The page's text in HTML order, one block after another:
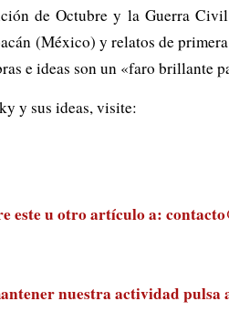
de Octubre y la Guerra
(México) y relatos de
e ideas son un «faro brillante
y sus ideas, visite:
este u otro artículo a:
nuestra actividad pulsa